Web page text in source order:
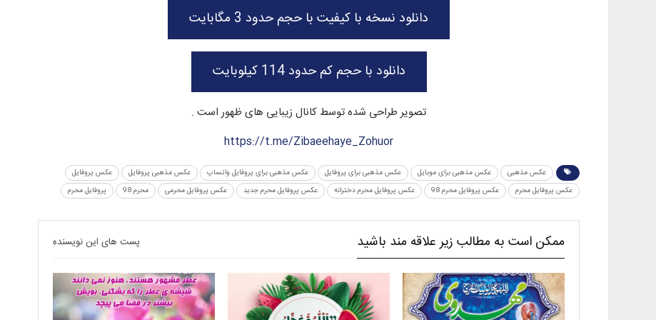
دانلود نسخه با کیفیت با حجم حدود 3 مگابایت
دانلود با حجم کم حدود 114 کیلوبایت
تصویر طراحی شده توسط کانال زیبایی های ظهور است .
https://t.me/Zibaeehaye_Zohuor
عکس مذهبی عکس مذهبی برای موبایل عکس مذهبی برای پروفایل عکس مذهبی برای پروفایل واتساپ عکس مذهبی پروفایل
عکس پروفایل
عکس پروفایل محرم
عکس پروفایل محرم 98 عکس پروفایل محرم دخترانه عکس پروفایل محرم جدید عکس پروفایل محرمی محرم 98 پروفایل محرم
ممکن است به مطالب زیر علاقه مند باشید پست های این نویسنده